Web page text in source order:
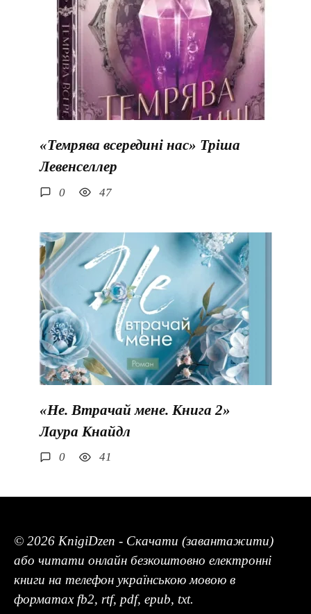
«Темрява всередині нас» Тріша
Левенселлер
0 47
«Не. Втрачай мене. Книга 2»
Лаура Кнайдл
0 41
© 2026 KnigiDzen - Скачати (завантажити)
або читати онлайн безкоштовно електронні
книги на телефон українською мовою в
форматах fb2, rtf, pdf, epub, txt.